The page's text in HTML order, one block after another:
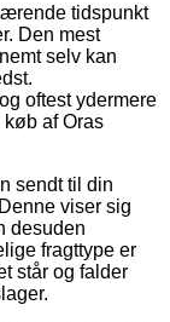
tidspunkt
Den mest
selv kan
oftest ydermere
af Oras
sendt til din
viser sig
desuden
fragttype er
står og falder